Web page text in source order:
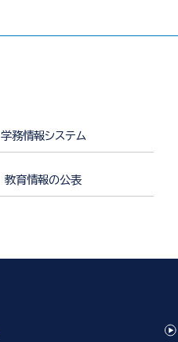
学務情報システム
教育情報の公表